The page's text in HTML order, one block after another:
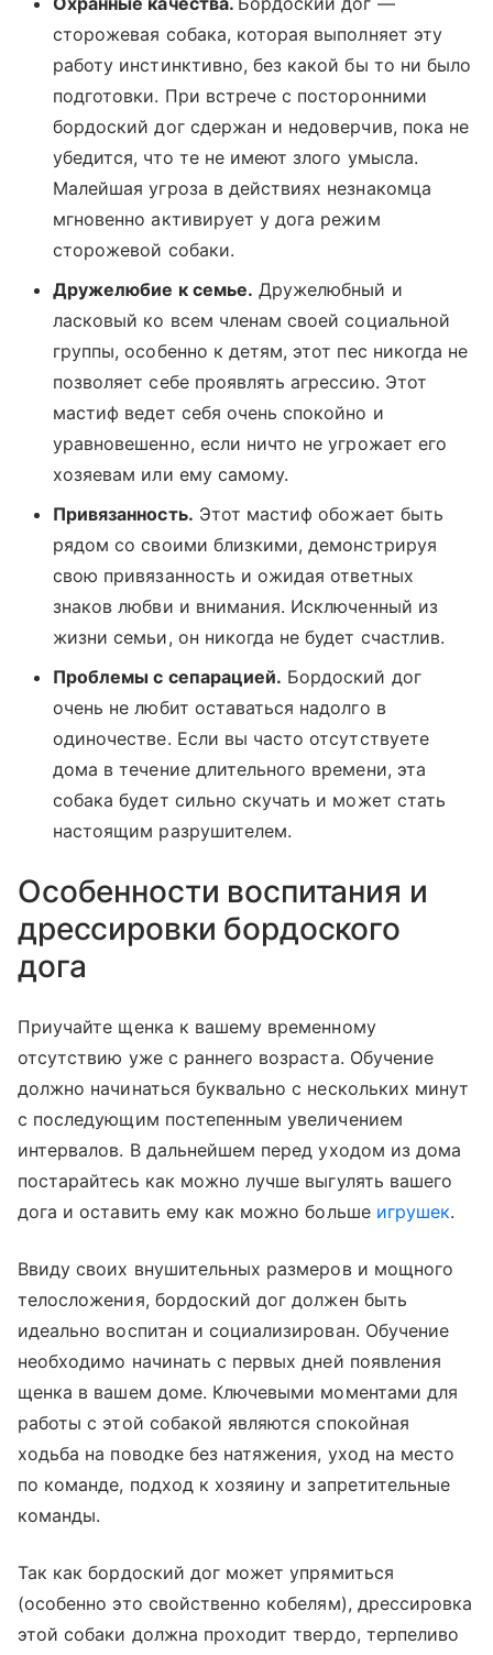
сторожевая собака, которая выполняет эту
работу инстинктивно, без какой бы то ни было
подготовки. При встрече с посторонними
бордоский дог сдержан и недоверчив, пока не
убедится, что те не имеют злого умысла.
Малейшая угроза в действиях незнакомца
мгновенно активирует у дога режим
сторожевой собаки.
Дружелюбие к семье. Дружелюбный и
ласковый ко всем членам своей социальной
группы, особенно к детям, этот пес никогда не
позволяет себе проявлять агрессию. Этот
мастиф ведет себя очень спокойно и
уравновешенно, если ничто не угрожает его
хозяевам или ему самому.
Привязанность. Этот мастиф обожает быть
рядом со своими близкими, демонстрируя
свою привязанность и ожидая ответных
знаков любви и внимания. Исключенный из
жизни семьи, он никогда не будет счастлив.
Проблемы с сепарацией. Бордоский дог
очень не любит оставаться надолго в
одиночестве. Если вы часто отсутствуете
дома в течение длительного времени, эта
собака будет сильно скучать и может стать
настоящим разрушителем.
Особенности воспитания и
дрессировки бордоского
дога
Приучайте щенка к вашему временному
отсутствию уже с раннего возраста. Обучение
должно начинаться буквально с нескольких минут
с последующим постепенным увеличением
интервалов. В дальнейшем перед уходом из дома
постарайтесь как можно лучше выгулять вашего
дога и оставить ему как можно больше игрушек.
Ввиду своих внушительных размеров и мощного
телосложения, бордоский дог должен быть
идеально воспитан и социализирован. Обучение
необходимо начинать с первых дней появления
щенка в вашем доме. Ключевыми моментами для
работы с этой собакой являются спокойная
ходьба на поводке без натяжения, уход на место
по команде, подход к хозяину и запретительные
команды.
Так как бордоский дог может упрямиться
(особенно это свойственно кобелям), дрессировка
этой собаки должна проходит твердо, терпеливо